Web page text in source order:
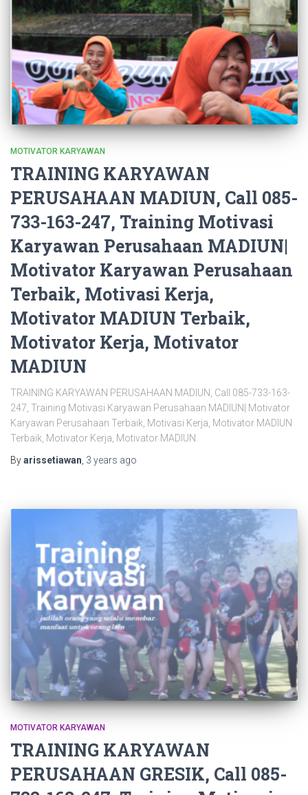
MOTIVATOR KARYAWAN
TRAINING KARYAWAN
PERUSAHAAN MADIUN, Call 085-
733-163-247, Training Motivasi
Karyawan Perusahaan MADIUN|
Motivator Karyawan Perusahaan
Terbaik, Motivasi Kerja,
Motivator MADIUN Terbaik,
Motivator Kerja, Motivator
MADIUN
TRAINING KARYAWAN PERUSAHAAN MADIUN, Call 085-733-163-
247, Training Motivasi Karyawan Perusahaan MADIUN| Motivator
Karyawan Perusahaan Terbaik, Motivasi Kerja, Motivator MADIUN
Terbaik, Motivator Kerja, Motivator MADIUN
Byarissetiawan 3 years ago
MOTIVATOR KARYAWAN
TRAINING KARYAWAN
PERUSAHAAN GRESIK, Call 085-